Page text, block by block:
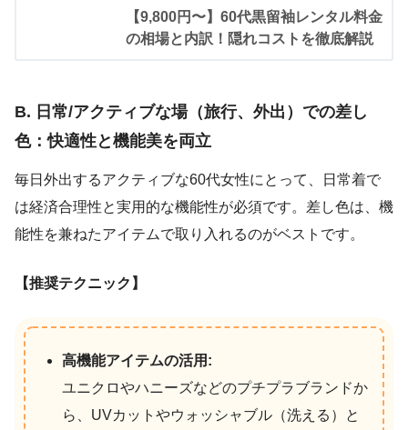
【9,800円〜】60代黒留袖レンタル料金
の相場と内訳！隠れコストを徹底解説
B. 日常/アクティブな場（旅行、外出）での差し
色：快適性と機能美を両立
毎日外出するアクティブな60代女性にとって、日常着で
は経済合理性と実用的な機能性が必須です。差し色は、機
能性を兼ねたアイテムで取り入れるのがベストです。
【推奨テクニック】
高機能アイテムの活用:
ユニクロやハニーズなどのプチプラブランドか
ら、UVカットやウォッシャブル（洗える）と